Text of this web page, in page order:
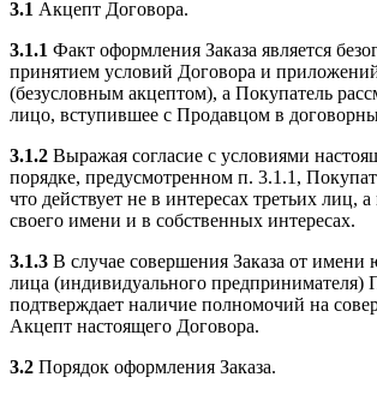
3.1 Акцепт Договора.
3.1.1 Факт оформления Заказа является
принятием условий Договора и
(безусловным акцептом), а Покупатель
лицо, вступившее с Продавцом в
3.1.2 Выражая согласие с условиями
порядке, предусмотренном п. 3.1.1,
что действует не в интересах третьих лиц,
своего имени и в собственных интересах.
3.1.3 В случае совершения Заказа от имени
лица (индивидуального предпринимателя)
подтверждает наличие полномочий на
Акцепт настоящего Договора.
3.2 Порядок оформления Заказа.